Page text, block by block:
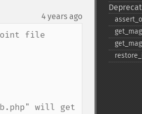
4 years ago
file
will get